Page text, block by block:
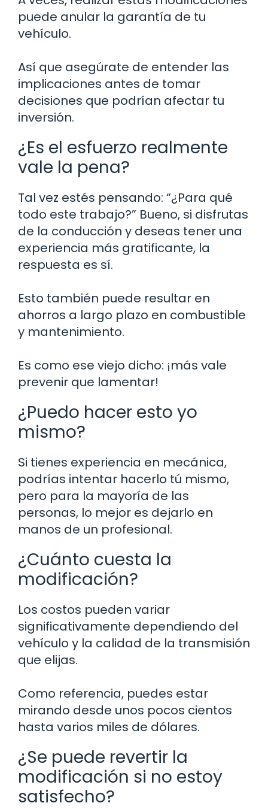
puede anular la garantía de tu
vehículo.
Así que asegúrate de entender las
implicaciones antes de tomar
decisiones que podrían afectar tu
inversión.
¿Es el esfuerzo realmente
vale la pena?
Tal vez estés pensando: “¿Para qué
todo este trabajo?” Bueno, si disfrutas
de la conducción y deseas tener una
experiencia más gratificante, la
respuesta es sí.
Esto también puede resultar en
ahorros a largo plazo en combustible
y mantenimiento.
Es como ese viejo dicho: ¡más vale
prevenir que lamentar!
¿Puedo hacer esto yo
mismo?
Si tienes experiencia en mecánica,
podrías intentar hacerlo tú mismo,
pero para la mayoría de las
personas, lo mejor es dejarlo en
manos de un profesional.
¿Cuánto cuesta la
modificación?
Los costos pueden variar
significativamente dependiendo del
vehículo y la calidad de la transmisión
que elijas.
Como referencia, puedes estar
mirando desde unos pocos cientos
hasta varios miles de dólares.
¿Se puede revertir la
modificación si no estoy
satisfecho?